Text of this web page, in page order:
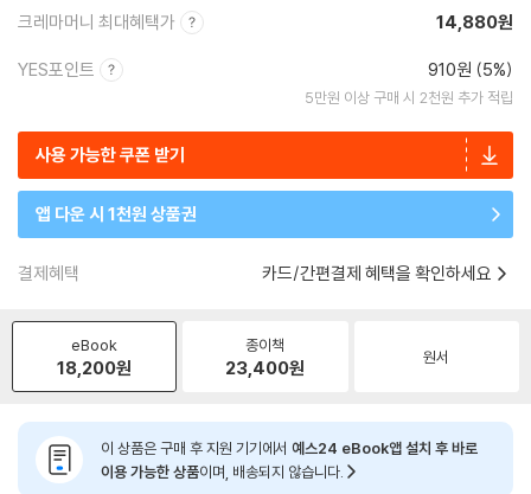
크레마머니 최대혜택가 14,880원
YES포인트 910원 (5%)
5만원 이상 구매 시 2천원 추가 적립
사용 가능한 쿠폰 받기
앱 다운 시 1천원 상품권
결제혜택 카드/간편결제 혜택을 확인하세요
eBook
18,200원
종이책
23,400원 원서
이 상품은 구매 후 지원 기기에서 예스24 eBook앱 설치 후 바로
이용 가능한 상품이며, 배송되지 않습니다.